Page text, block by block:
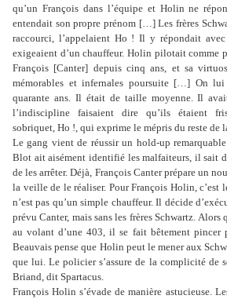
qu’un François dans l’équipe et Holin ne
entendait son propre prénom […] Les frères
raccourci, l’appelaient Ho ! Il y répondait
exigeaient d’un chauffeur. Holin pilotait comme
François [Canter] depuis cinq ans, et sa
mémorables et infernales poursuite […] On
quarante ans. Il était de taille moyenne. Il
l’indiscipline faisaient dire qu’ils étaient
sobriquet, Ho !, qui exprime le mépris du reste de
Le gang vient de réussir un hold-up
Blot ait aisément identifié les malfaiteurs, il sait
de les arrêter. Déjà, François Canter prépare un
la veille de le réaliser. Pour François Holin, c’est
n’est pas qu’un simple chauffeur. Il décide
prévu Canter, mais sans les frères Schwartz. Alors
au volant d’une 403, il se fait bêtement pincer
Beauvais pense que Holin peut le mener aux
que lui. Le policier s’assure de la complicité de
Briand, dit Spartacus.
François Holin s’évade de manière astucieuse.